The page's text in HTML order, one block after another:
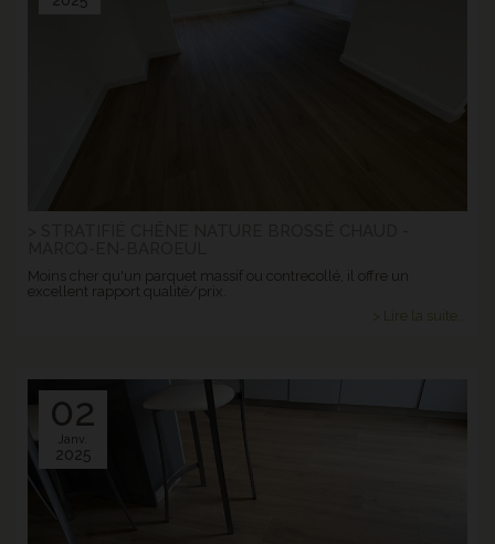
Moins cher qu'un parquet massif ou contrecollé, il offre un
excellent rapport qualité/prix.
> Lire la suite...
02
Janv.
2025